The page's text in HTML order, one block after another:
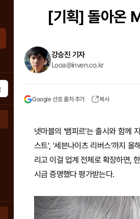
[기획] 돌아온
강승진 기자
Looa@inven.co.kr
Google 선호 출처 추가 복사
넷마블의 '뱀피르'는 출시와 함께
스트', '세븐나이츠 리버스'까지 올
리고 이걸 업계 전체로 확장하면,
시금 증명했다 평가받는다.